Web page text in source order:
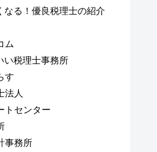
なる！優良税理士の紹介
ム
い税理士事務所
す
法人
トセンター
事務所